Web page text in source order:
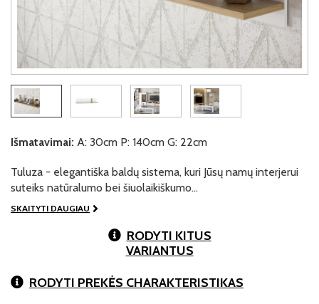
Išmatavimai: A: 30cm P: 140cm G: 22cm
Tuluza - elegantiška baldų sistema, kuri Jūsų namų interjerui
suteiks natūralumo bei šiuolaikiškumo…
SKAITYTI DAUGIAU
RODYTI KITUS
VARIANTUS
RODYTI PREKĖS CHARAKTERISTIKAS